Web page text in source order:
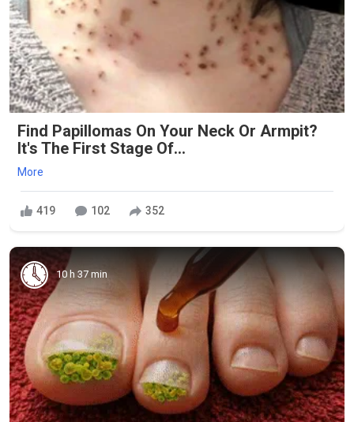
Find Papillomas On Your Neck Or Armpit?
It's The First Stage Of...
More
419 102 352
10 h 37 min